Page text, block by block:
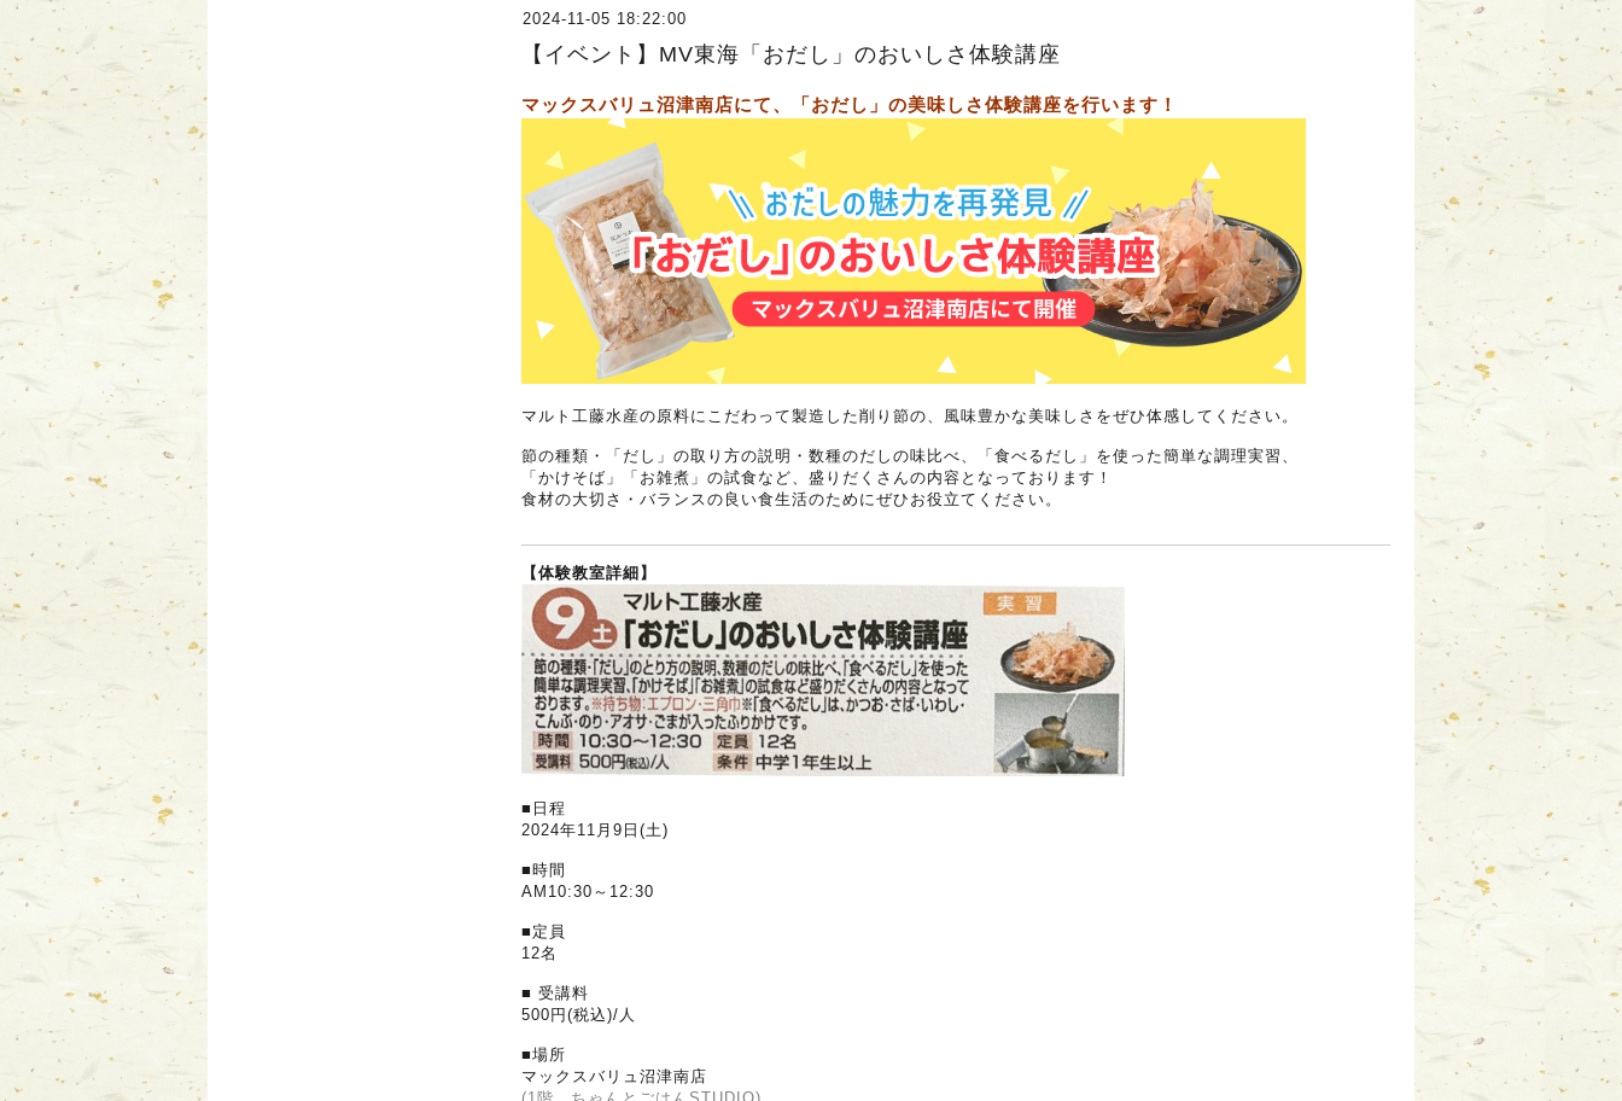
2024-11-05 18:22:00
【イベント】MV東海「おだし」のおいしさ体験講座
マックスバリュ沼津南店にて、「おだし」の美味しさ体験講座を行います！
マルト工藤水産の原料にこだわって製造した削り節の、風味豊かな美味しさをぜひ体感してください。
節の種類・「だし」の取り方の説明・数種のだしの味比べ、「食べるだし」を使った簡単な調理実習、
「かけそば」「お雑煮」の試食など、盛りだくさんの内容となっております！
食材の大切さ・バランスの良い食生活のためにぜひお役立てください。
【体験教室詳細】
■日程
2024年11月9日(土)
■時間
AM10:30～12:30
■定員
12名
■ 受講料
500円(税込)/人
■場所
マックスバリュ沼津南店